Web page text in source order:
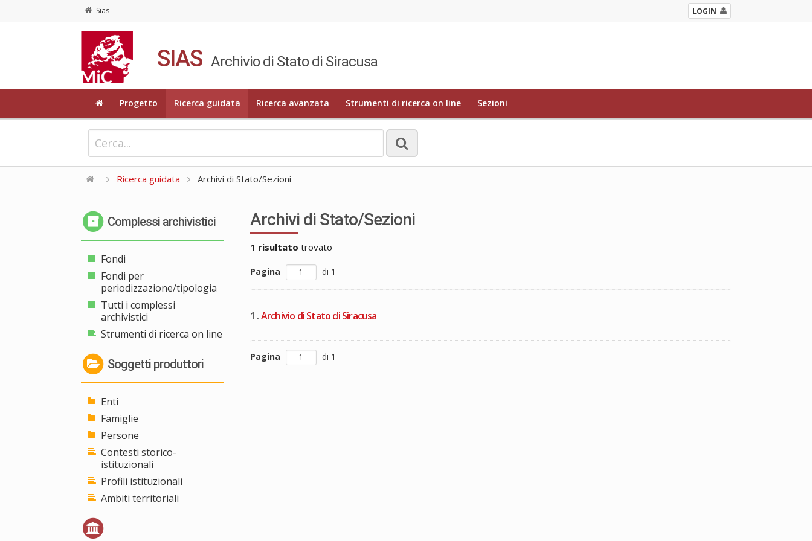
Sias LOGIN
SIAS Archivio di Stato di Siracusa
Progetto Ricerca guidata Ricerca avanzata Strumenti di ricerca on line Sezioni
Ricerca guidata Archivi di Stato/Sezioni
Complessi archivistici
Fondi
Fondi per
periodizzazione/tipologia
Tutti i complessi
archivistici
Strumenti di ricerca on line
Soggetti produttori
Enti
Famiglie
Persone
Contesti storico-
istituzionali
Profili istituzionali
Ambiti territoriali
Archivi di Stato/Sezioni
1 risultato trovato
Pagina di 1
1 .Archivio di Stato di Siracusa
Pagina di 1